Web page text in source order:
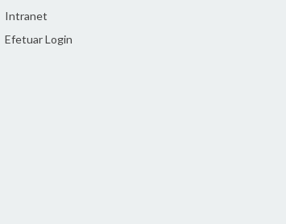
Intranet
Efetuar Login